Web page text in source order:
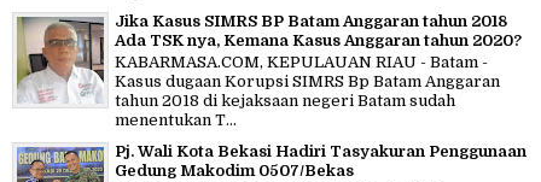
Jika Kasus SIMRS BP Batam Anggaran tahun 2018
Ada TSK nya, Kemana Kasus Anggaran tahun 2020?
KABARMASA.COM, KEPULAUAN RIAU - Batam -
Kasus dugaan Korupsi SIMRS Bp Batam Anggaran
tahun 2018 di kejaksaan negeri Batam sudah
menentukan T...
Pj. Wali Kota Bekasi Hadiri Tasyakuran Penggunaan
Gedung Makodim 0507/Bekas